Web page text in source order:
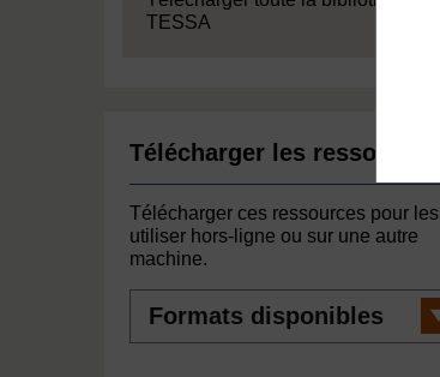
TESSA
Télécharger les ressources
Télécharger ces ressources pour les
utiliser hors-ligne ou sur une autre
machine.
disponibles